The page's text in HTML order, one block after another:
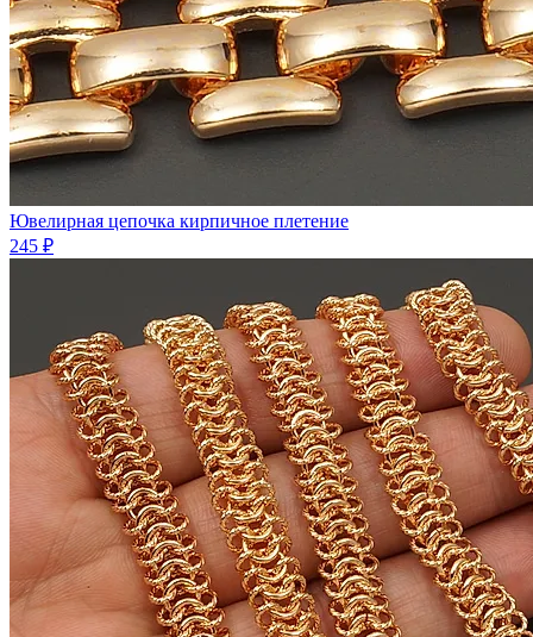
Ювелирная цепочка кирпичное плетение
245 ₽